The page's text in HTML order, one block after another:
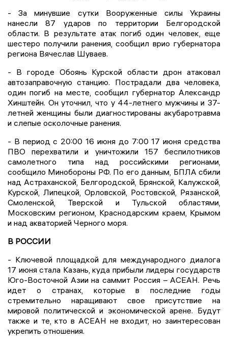
- За минувшие сутки Вооруженные силы Украины
нанесли 87 ударов по территории Белгородской
области. В результате атак погиб один человек, еще
шестеро получили ранения, сообщил врио губернатора
региона Вячеслав Шуваев.
- В городе Обоянь Курской области дрон атаковал
автозаправочную станцию. Пострадали два человека,
один погиб на месте, сообщил губернатор Александр
Хинштейн. Он уточнил, что у 44-летнего мужчины и 37-
летней женщины были диагностированы акубаротравма
и слепые осколочные ранения.
- В период с 20:00 16 июня до 7:00 17 июня средства
ПВО перехватили и уничтожили 157 беспилотников
самолетного типа над российскими регионами,
сообщило Минобороны РФ. По его данным, БПЛА сбили
над Астраханской, Белгородской, Брянской, Калужской,
Курской, Липецкой, Орловской, Ростовской, Рязанской,
Смоленской, Тверской и Тульской областями,
Московским регионом, Краснодарским краем, Крымом
и над акваторией Черного моря.
В РОССИИ
- Ключевой площадкой для международного диалога
17 июня стала Казань, куда прибыли лидеры государств
Юго-Восточной Азии на саммит Россия – АСЕАН. Речь
идет о странах, которые в последние годы
стремительно наращивают свое присутствие на
мировой политической и экономической арене. Будут
также и те, кто в АСЕАН не входит, но заинтересован
укрепить отношения.